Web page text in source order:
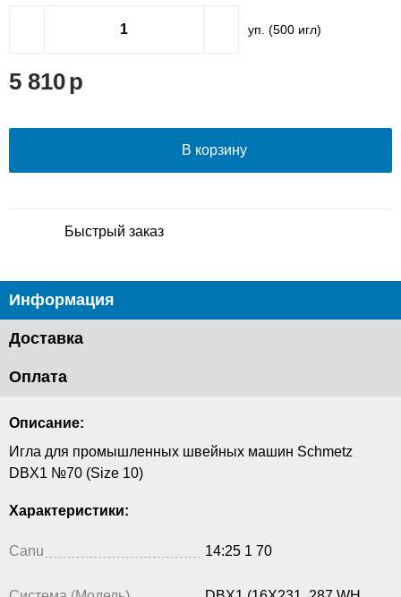
уп. (500игл)
5 810
В корзину
Быстрый заказ
Информация
Доставка
Оплата
Описание:
Игла для промышленных швейных машин Schmetz
DBX1 №70 (Size 10)
Характеристики:
Canu 14:25 1 70